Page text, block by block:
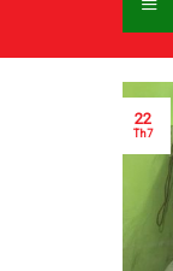
22
Th7